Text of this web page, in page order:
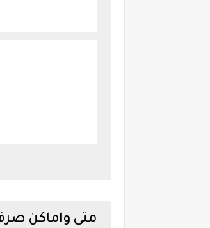
متى واماكن صرف منح